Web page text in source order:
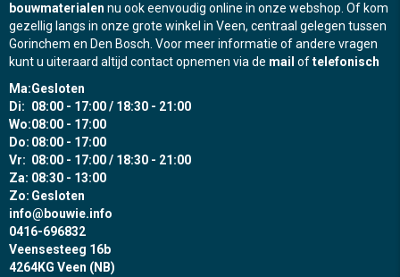
bouwmaterialen nu ook eenvoudig online in onze webshop. Of kom
gezellig langs in onze grote winkel in Veen, centraal gelegen tussen
Gorinchem en Den Bosch. Voor meer informatie of andere vragen
kunt u uiteraard altijd contact opnemen via de mail oftelefonisch
Ma:Gesloten
Di: 08:00 - 17:00 / 18:30 - 21:00
Wo:08:00 - 17:00
Do: 08:00 - 17:00
Vr: 08:00 - 17:00 / 18:30 - 21:00
Za: 08:30 - 13:00
Zo: Gesloten
info@bouwie.info
0416-696832
Veensesteeg 16b
4264KG Veen (NB)